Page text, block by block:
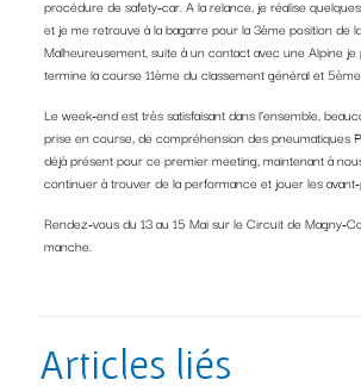
procédure de safety-car. A la relance, je réalise
et je me retrouve à la bagarre pour la 3ème position de
Malheureusement, suite à un contact avec une Alpine
termine la course 11ème du classement général et
Le week-end est très satisfaisant dans l’ensemble,
prise en course, de compréhension des pneumatiques
déjà présent pour ce premier meeting, maintenant à
continuer à trouver de la performance et jouer les
Rendez-vous du 13 au 15 Mai sur le Circuit de Magny-
manche.
Articles liés